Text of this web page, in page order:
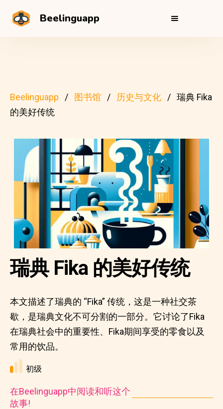
Beelinguapp
Beelinguapp 图书馆 历史与文化
瑞典 Fika
的美好传统
瑞典 Fika 的美好传统
本文描述了瑞典的 “Fika” 传统，这是一种社交茶
歇，是瑞典文化不可分割的一部分。它讨论了Fika
在瑞典社会中的重要性、Fika期间享受的零食以及
常用的饮品。
初级
在Beelinguapp中阅读和听这个
故事!